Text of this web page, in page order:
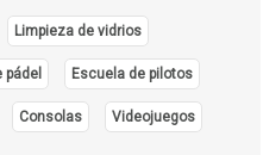
Limpieza de vidrios
pádel Escuela de pilotos
Consolas Videojuegos